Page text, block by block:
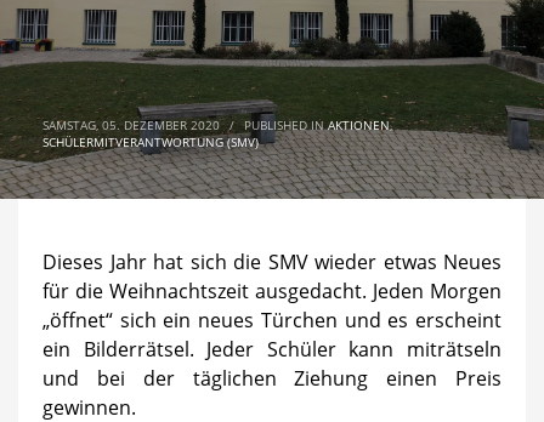
SAMSTAG, 05. DEZEMBER 2020 / PUBLISHED IN AKTIONEN,
SCHÜLERMITVERANTWORTUNG (SMV)
Dieses Jahr hat sich die SMV wieder etwas Neues
für die Weihnachtszeit ausgedacht. Jeden Morgen
„öffnet“ sich ein neues Türchen und es erscheint
ein Bilderrätsel. Jeder Schüler kann miträtseln
und bei der täglichen Ziehung einen Preis
gewinnen.